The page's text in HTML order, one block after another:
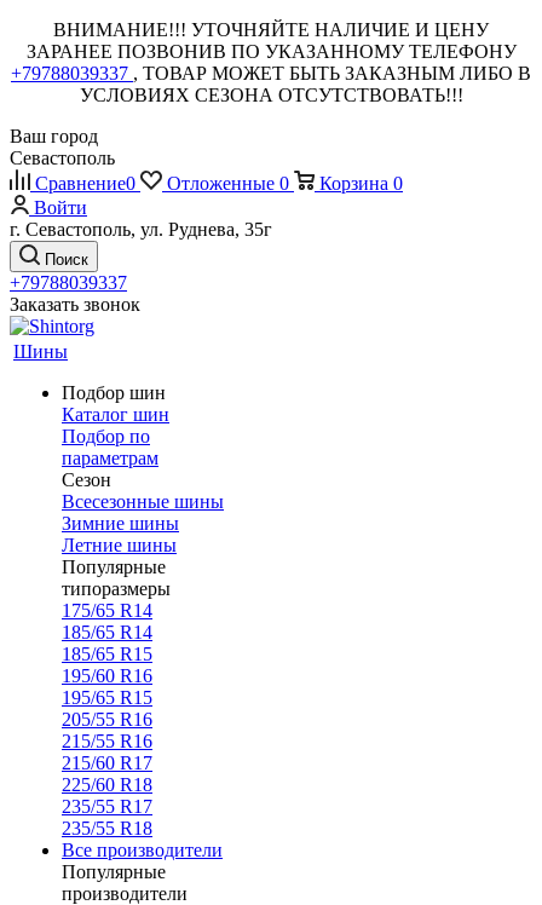
ВНИМАНИЕ!!! УТОЧНЯЙТЕ НАЛИЧИЕ И ЦЕНУ
ЗАРАНЕЕ ПОЗВОНИВ ПО УКАЗАННОМУ ТЕЛЕФОНУ
+79788039337 , ТОВАР МОЖЕТ БЫТЬ ЗАКАЗНЫМ ЛИБО В
УСЛОВИЯХ СЕЗОНА ОТСУТСТВОВАТЬ!!!
Ваш город
Севастополь
Сравнение0 Отложенные 0 Корзина 0
Войти
г. Севастополь, ул. Руднева, 35г
Поиск
+79788039337
Заказать звонок
Шины
Подбор шин
Каталог шин
Подбор по
параметрам
Сезон
Всесезонные шины
Зимние шины
Летние шины
Популярные
типоразмеры
175/65 R14
185/65 R14
185/65 R15
195/60 R16
195/65 R15
205/55 R16
215/55 R16
215/60 R17
225/60 R18
235/55 R17
235/55 R18
Все производители
Популярные
производители